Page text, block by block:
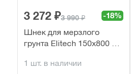
3 272 ₽3 990 ₽
-18%
Шнек для мерзлого
грунта Elitech 150х800 мм
1 шт. в наличии